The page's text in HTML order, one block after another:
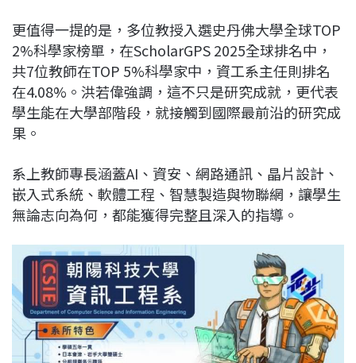
更值得一提的是，多位教授入選史丹佛大學全球TOP
2%科學家榜單，在ScholarGPS 2025全球排名中，
共7位教師在TOP 5%科學家中，資工系主任則排名
在4.08%。洪若偉強調，這不只是研究成就，更代表
學生能在大學部階段，就接觸到國際最前沿的研究成
果。
系上教師專長涵蓋AI、資安、網路通訊、晶片設計、
嵌入式系統、軟體工程、智慧製造與物聯網，讓學生
無論志向為何，都能獲得完整且深入的指導。